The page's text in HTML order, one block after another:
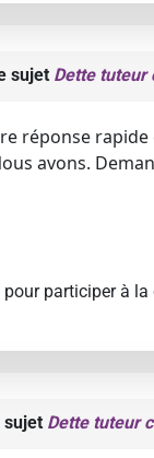
sujet Dette tuteur
réponse rapide
avons.
pour participer à la
Dette tuteur